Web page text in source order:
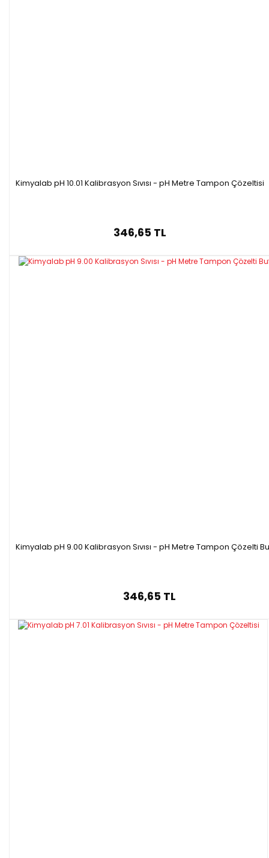
Kimyalab pH 10.01 Kalibrasyon Sıvısı - pH Metre Tampon Çözeltisi
346,65 TL
Kimyalab pH 9.00 Kalibrasyon Sıvısı - pH Metre Tampon Çözelti
346,65 TL